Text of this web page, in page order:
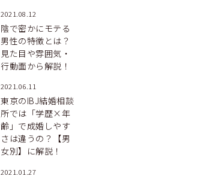
2021.08.12
陰で密かにモテる
男性の特徴とは？
見た目や雰囲気・
行動面から解説！
2021.06.11
東京のIBJ結婚相談
所では「学歴×年
齢」で成婚しやす
さは違うの？【男
女別】に解説！
2021.01.27